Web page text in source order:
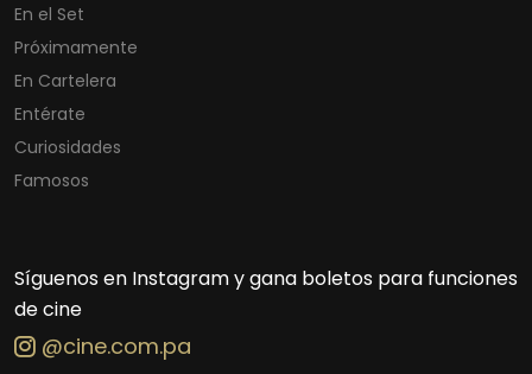
En el Set
Próximamente
En Cartelera
Entérate
Curiosidades
Famosos
Síguenos en Instagram y gana boletos para funciones
de cine
@cine.com.pa